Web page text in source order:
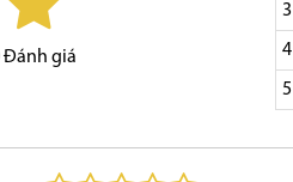
Đánh giá
3
4
5